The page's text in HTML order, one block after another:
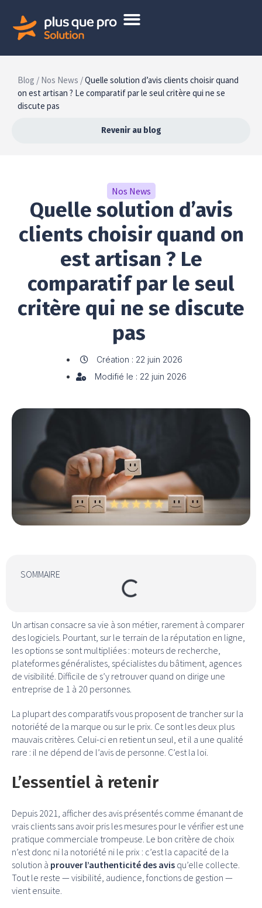
Blog / Nos News /Quelle solution d’avis clients choisir quand
on est artisan ? Le comparatif par le seul critère qui ne se
discute pas
Revenir au blog
Nos News
Quelle solution d’avis
clients choisir quand on
est artisan ? Le
comparatif par le seul
critère qui ne se discute
pas
Création : 22 juin 2026
Modifié le : 22 juin 2026
Un artisan consacre sa vie à son métier, rarement à comparer
des logiciels. Pourtant, sur le terrain de la réputation en ligne,
les options se sont multipliées : moteurs de recherche,
plateformes généralistes, spécialistes du bâtiment, agences
de visibilité. Difficile de s’y retrouver quand on dirige une
entreprise de 1 à 20 personnes.
La plupart des comparatifs vous proposent de trancher sur la
notoriété de la marque ou sur le prix. Ce sont les deux plus
mauvais critères. Celui-ci en retient un seul, et il a une qualité
rare : il ne dépend de l’avis de personne. C’est la loi.
L’essentiel à retenir
Depuis 2021, afficher des avis présentés comme émanant de
vrais clients sans avoir pris les mesures pour le vérifier est une
pratique commerciale trompeuse. Le bon critère de choix
n’est donc ni la notoriété ni le prix : c’est la capacité de la
solution à prouver l’authenticité des avis qu’elle collecte.
Tout le reste — visibilité, audience, fonctions de gestion —
vient ensuite.
SOMMAIRE